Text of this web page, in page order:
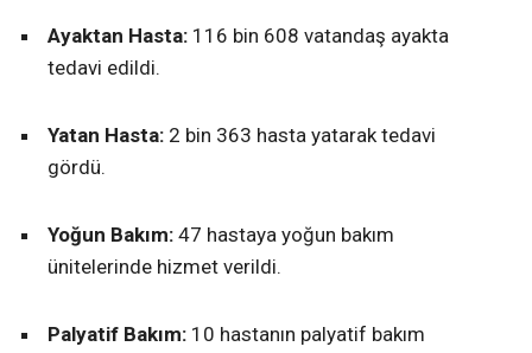
Ayaktan Hasta: 116 bin 608 vatandaş ayakta
tedavi edildi.
Yatan Hasta: 2 bin 363 hasta yatarak tedavi
gördü.
Yoğun Bakım: 47 hastaya yoğun bakım
ünitelerinde hizmet verildi.
Palyatif Bakım: 10 hastanın palyatif bakım